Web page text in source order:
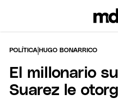
POLÍTICA |HUGO BONARRICO
El millonario
Suarez le